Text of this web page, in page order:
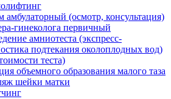
амбулаторный (осмотр, консультация)
гинеколога первичный
амниотеста (экспресс-
подтекания околоплодных вод)
теста)
объемного образования малого таза
шейки матки